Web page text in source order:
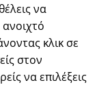
να
κλικ σε
στον
να επιλέξεις